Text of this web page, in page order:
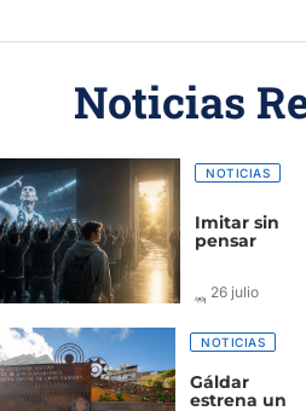
Noticias
NOTICIAS
Imitar sin
pensar
26 julio
NOTICIAS
Gáldar
estrena un